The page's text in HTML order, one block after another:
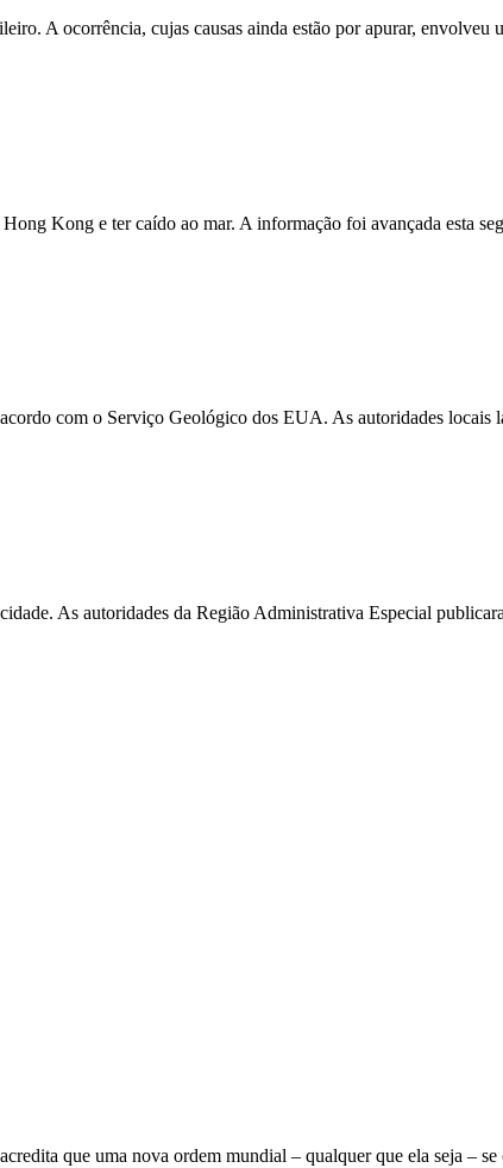
A ocorrência, cujas causas ainda estão por apurar, envolveu
Kong e ter caído ao mar. A informação foi avançada esta
com o Serviço Geológico dos EUA. As autoridades locais
As autoridades da Região Administrativa Especial
que uma nova ordem mundial – qualquer que ela seja –